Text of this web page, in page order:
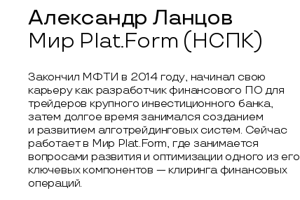
Александр Ланцов
Мир Plat.Form (НСПК)
Закончил МФТИ в 2014 году, начинал свою
карьеру как разработчик финансового ПО для
трейдеров крупного инвестиционного банка,
затем долгое время занимался созданием
и развитием алготрейдинговых систем. Сейчас
работает в Мир Plat.Form, где занимается
вопросами развития и оптимизации одного из его
ключевых компонентов — клиринга финансовых
операций.